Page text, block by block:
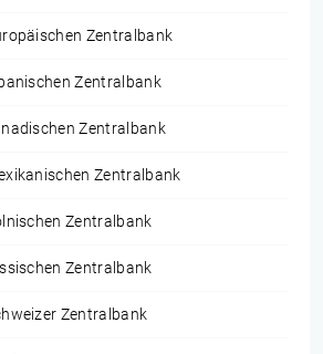
Zentralbank
Zentralbank
Zentralbank
Zentralbank
Zentralbank
Zentralbank
Zentralbank